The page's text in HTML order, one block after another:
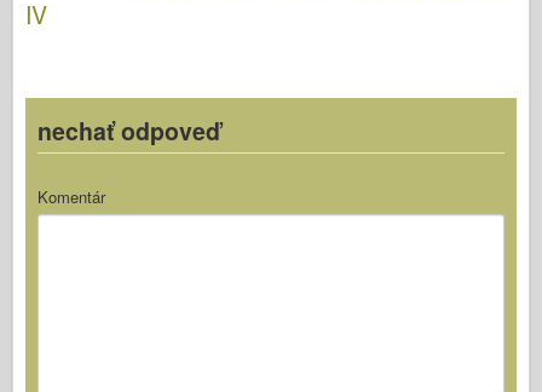
IV
nechať odpoveď
Komentár